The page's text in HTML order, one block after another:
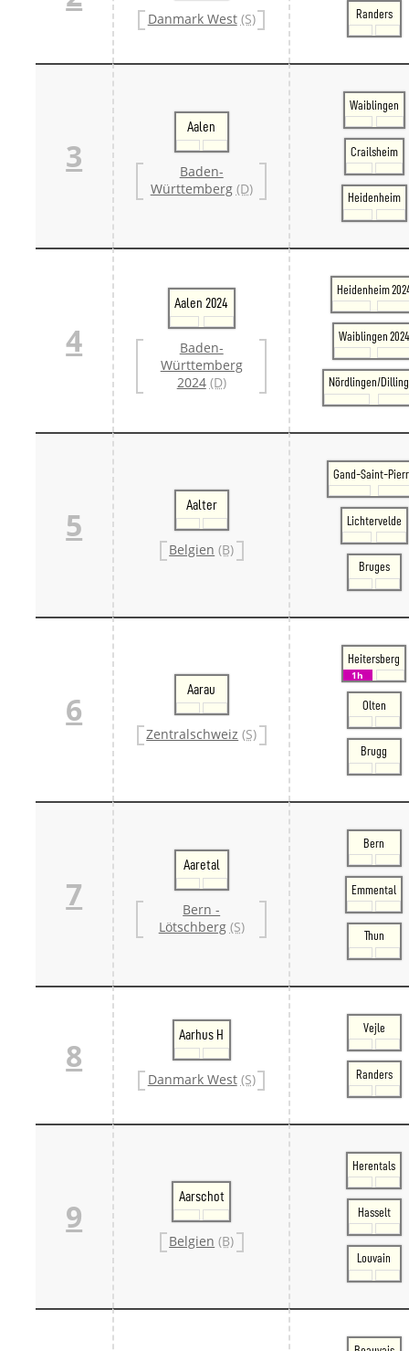
Weitere
Polen
Danmark West (S) Randers
3
Aalen
Baden-
Württemberg (D)
Waiblingen
Crailsheim
Heidenheim
4
Aalen 2024
Baden-
Württemberg
2024 (D)
Heidenheim
Waiblingen 2024
Nördlingen/
5
Aalter
Belgien (B)
Gand-Saint-
Lichtervelde
Bruges
6
Aarau
Zentralschweiz (S)
Heitersberg
1h
Olten
Brugg
7
Aaretal
Bern -
Lötschberg (S)
Bern
Emmental
Thun
8
Aarhus H
Danmark West (S)
Vejle
Randers
9
Aarschot
Belgien (B)
Herentals
Hasselt
Louvain